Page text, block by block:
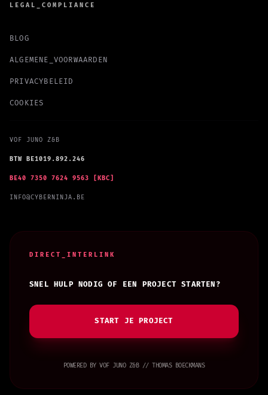
LEGAL_COMPLIANCE
BLOG
ALGEMENE_VOORWAARDEN
PRIVACYBELEID
COOKIES
VOF JUNO Z&B
BTW BE1019.892.246
BE40 7350 7624 9563 [KBC]
INFO@CYBERNINJA.BE
DIRECT_INTERLINK
SNEL HULP NODIG OF EEN PROJECT STARTEN?
START JE PROJECT
POWERED BY VOF JUNO Z&B // THOMAS BOECKMANS